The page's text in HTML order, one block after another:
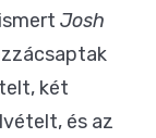
Josh
két
és az